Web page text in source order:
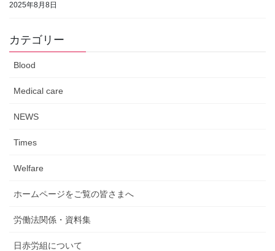
2025年8月8日
カテゴリー
Blood
Medical care
NEWS
Times
Welfare
ホームページをご覧の皆さまへ
労働法関係・資料集
日赤労組について